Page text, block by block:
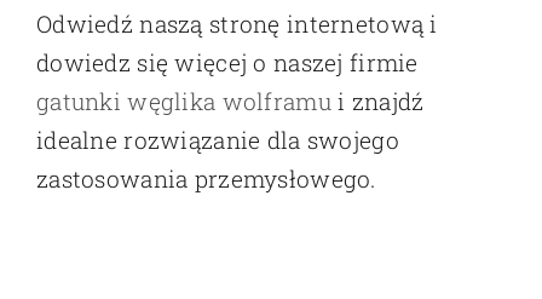
Odwiedź naszą stronę internetową i
dowiedz się więcej o naszej firmie
gatunki węglika wolframui znajdź
idealne rozwiązanie dla swojego
zastosowania przemysłowego.